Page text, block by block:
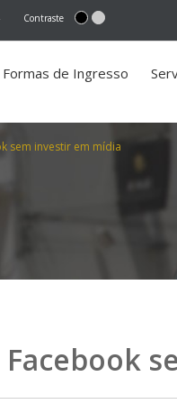
Contraste
Formas de Ingresso
sem investir em mídia